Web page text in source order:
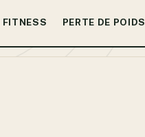
FITNESS PERTE DE POIDS